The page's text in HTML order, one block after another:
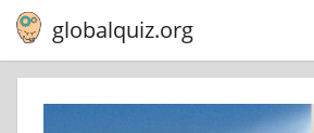
globalquiz.org